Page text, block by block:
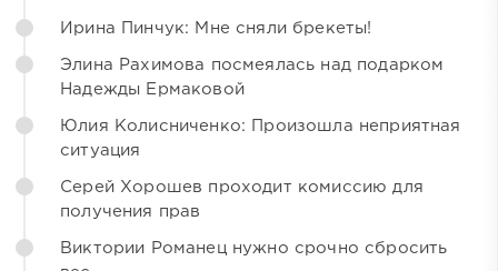
Ирина Пинчук: Мне сняли брекеты!
Элина Рахимова посмеялась над подарком
Надежды Ермаковой
Юлия Колисниченко: Произошла неприятная
ситуация
Серей Хорошев проходит комиссию для
получения прав
Виктории Романец нужно срочно сбросить